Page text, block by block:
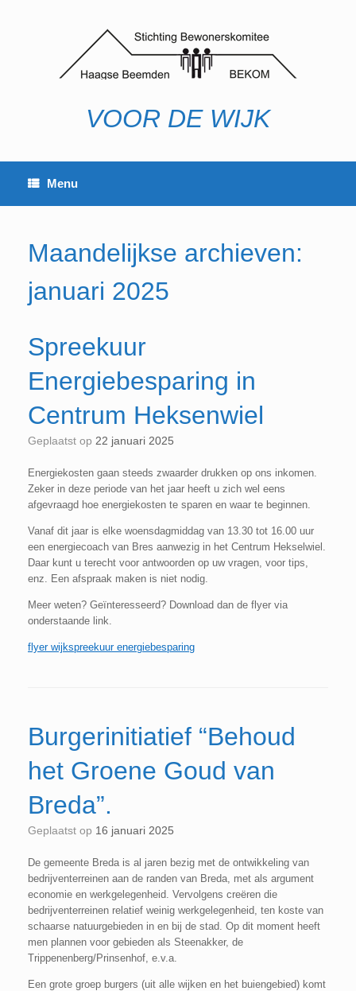
VOOR DE WIJK
Menu
Maandelijkse archieven:
januari 2025
Spreekuur
Energiebesparing in
Centrum Heksenwiel
Geplaatst op 22 januari 2025
Energiekosten gaan steeds zwaarder drukken op ons inkomen.
Zeker in deze periode van het jaar heeft u zich wel eens
afgevraagd hoe energiekosten te sparen en waar te beginnen.
Vanaf dit jaar is elke woensdagmiddag van 13.30 tot 16.00 uur
een energiecoach van Bres aanwezig in het Centrum Hekselwiel.
Daar kunt u terecht voor antwoorden op uw vragen, voor tips,
enz. Een afspraak maken is niet nodig.
Meer weten? Geïnteresseerd? Download dan de flyer via
onderstaande link.
flyer wijkspreekuur energiebesparing
Burgerinitiatief “Behoud
het Groene Goud van
Breda”.
Geplaatst op 16 januari 2025
De gemeente Breda is al jaren bezig met de ontwikkeling van
bedrijventerreinen aan de randen van Breda, met als argument
economie en werkgelegenheid. Vervolgens creëren die
bedrijventerreinen relatief weinig werkgelegenheid, ten koste van
schaarse natuurgebieden in en bij de stad. Op dit moment heeft
men plannen voor gebieden als Steenakker, de
Trippenenberg/Prinsenhof, e.v.a.
Een grote groep burgers (uit alle wijken en het buiengebied) komt